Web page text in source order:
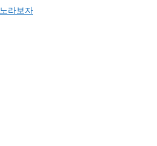
노라보자